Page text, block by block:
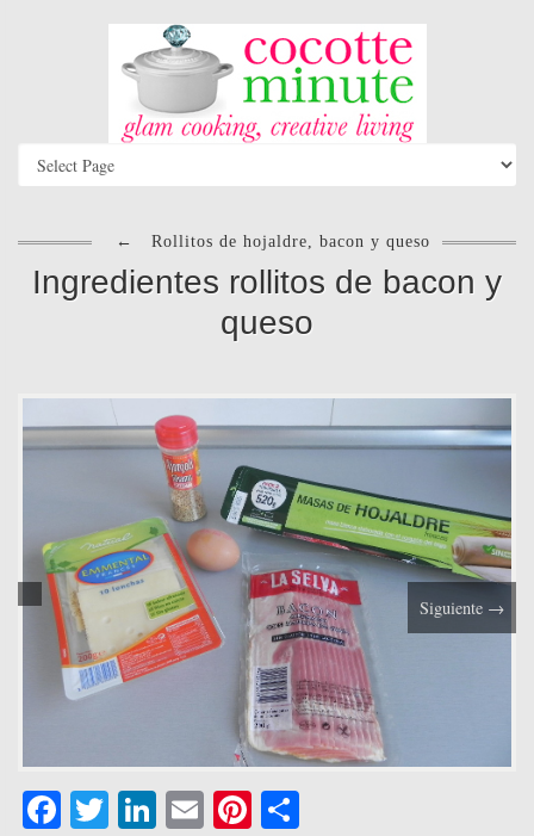
← Rollitos de hojaldre, bacon y queso
Ingredientes rollitos de bacon y
queso
Siguiente →
Fa T Li E Pi